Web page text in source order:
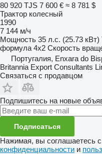
80 920 TJS 7 600 € ≈ 8 781 $
Трактор колесный
1990
7 144 м/ч
Мощность 35 л.с. (25.73 кВт)
формула 4x2 Скорость
Португалия, Enxara do
Britannia Export Consultants
Связаться с продавцом
Подпишитесь на новые
Подписаться
Нажимая, вы соглашаетесь
конфиденциальности и